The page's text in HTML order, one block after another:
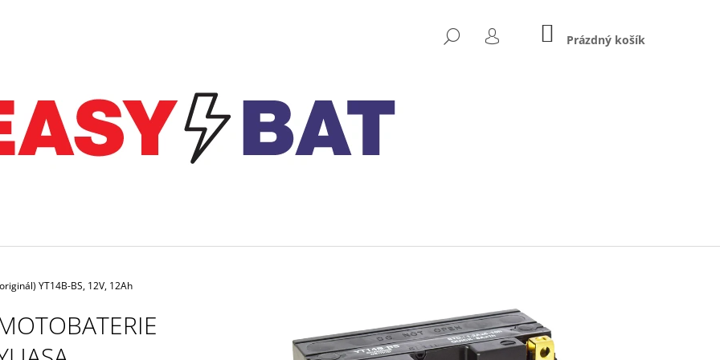
HLEDAT
PŘIHLÁŠENÍ
NÁKUPNÍ
KOŠÍK
Prázdný košík
YT14B-BS, 12V, 12Ah
CO POTŘEBUJETE NAJÍT?
HLEDAT
KABEL O-11 PRO TRVALÉ NABÍJEČKA CTEK MXS 5.0 TEST&CHARGE